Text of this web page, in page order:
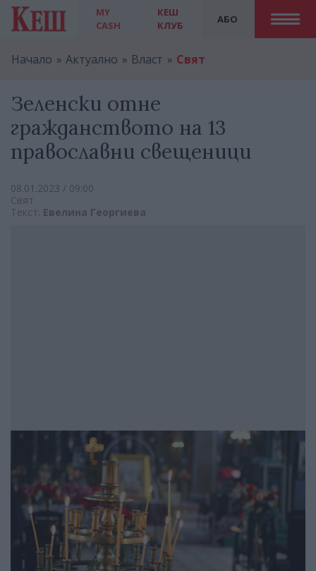
MY
CASH
АБО
КЕШ
КЛУБ
Начало Актуално Власт Свят
Зеленски отне
гражданството на 13
православни свещеници
08.01.2023 / 09:00
Свят
Текст: Евелина Георгиева